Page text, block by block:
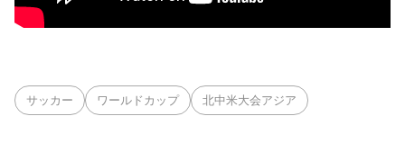
サッカー ワールドカップ 北中米大会アジア